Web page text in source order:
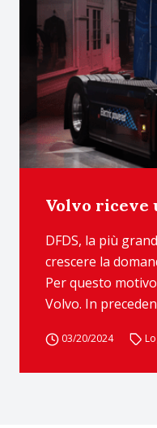
Volvo riceve
DFDS, la più
crescere la
Per questo
Volvo. In
03/20/2024